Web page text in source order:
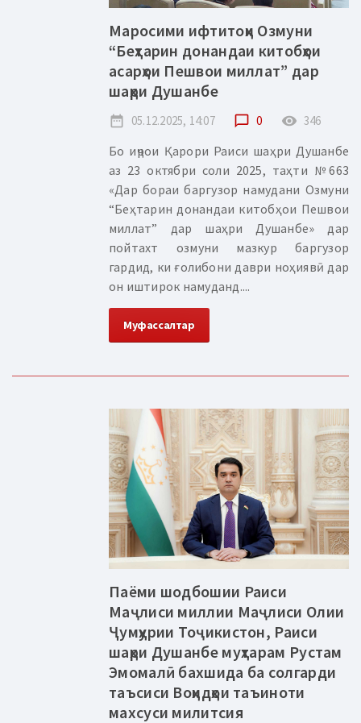
Маросими ифтитоҳи Озмуни
“Беҳтарин донандаи китобҳои
асарҳои Пешвои миллат” дар
шаҳри Душанбе
date_range 05.12.2025, 14:07 chat_bubble_outline 0 remove_red_eye 346
Бо иҷрои Қарори Раиси шаҳри Душанбе
аз 23 октябри соли 2025, таҳти №663
«Дар бораи баргузор намудани Озмуни
“Беҳтарин донандаи китобҳои Пешвои
миллат” дар шаҳри Душанбе» дар
пойтахт озмуни мазкур баргузор
гардид, ки ғолибони даври ноҳиявӣ дар
он иштирок намуданд....
Муфассалтар
Паёми шодбошии Раиси
Маҷлиси миллии Маҷлиси Олии
Ҷумҳурии Тоҷикистон, Раиси
шаҳри Душанбе муҳтарам Рустам
Эмомалӣ бахшида ба солгарди
таъсиси Воҳидҳои таъиноти
махсуси милитсия